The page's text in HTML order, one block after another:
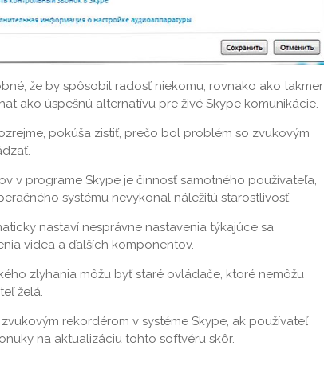
že by spôsobil radosť niekomu, rovnako ako takmer
ako úspešnú alternatívu pre živé Skype komunikácie.
pokúša zistiť, prečo bol problém so zvukovým
v programe Skype je činnosť samotného používateľa,
systému nevykonal náležitú starostlivosť.
nastaví nesprávne nastavenia týkajúce sa
videa a ďalších komponentov.
zlyhania môžu byť staré ovládače, ktoré nemôžu
želá.
rekordérom v systéme Skype, ak používateľ
na aktualizáciu tohto softvéru skôr.